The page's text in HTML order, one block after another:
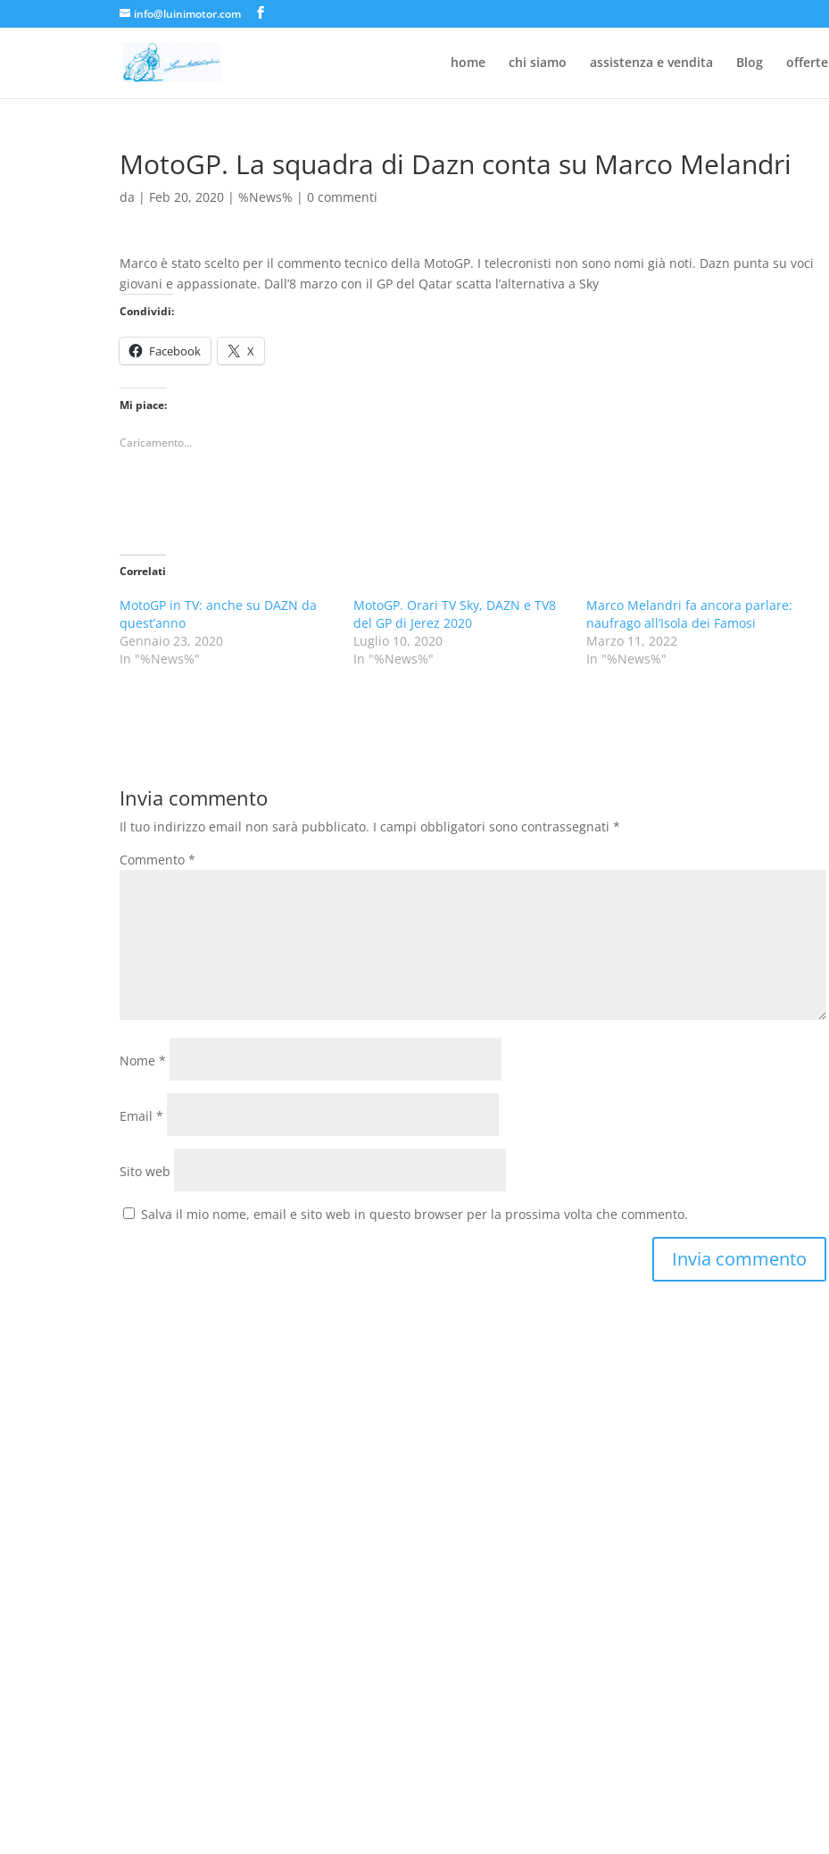
info@luinimotor.com
home chi siamo assistenza e vendita Blog offerte
MotoGP. La squadra di Dazn conta su Marco Melandri
da | Feb 20, 2020 |%News% |0 commenti
Marco è stato scelto per il commento tecnico della MotoGP. I telecronisti non sono nomi già noti. Dazn punta su voci
giovani e appassionate. Dall’8 marzo con il GP del Qatar scatta l’alternativa a Sky
Condividi:
Facebook X
Mi piace:
Caricamento...
Correlati
MotoGP in TV: anche su DAZN da
quest’anno
Gennaio 23, 2020
In "%News%"
MotoGP. Orari TV Sky, DAZN e TV8
del GP di Jerez 2020
Luglio 10, 2020
In "%News%"
Marco Melandri fa ancora parlare:
naufrago all’Isola dei Famosi
Marzo 11, 2022
In "%News%"
Invia commento
Il tuo indirizzo email non sarà pubblicato. I campi obbligatori sono contrassegnati*
Commento*
Nome*
Email*
Sito web
Salva il mio nome, email e sito web in questo browser per la prossima volta che commento.